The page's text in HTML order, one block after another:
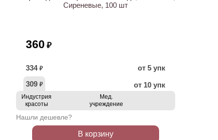
Сиреневые, 100 шт
360 ₽
334 ₽
от 5 упк
309 ₽ от 10 упк
Индустрия
красоты
Мед.
учреждение
Нашли дешевле?
В корзину